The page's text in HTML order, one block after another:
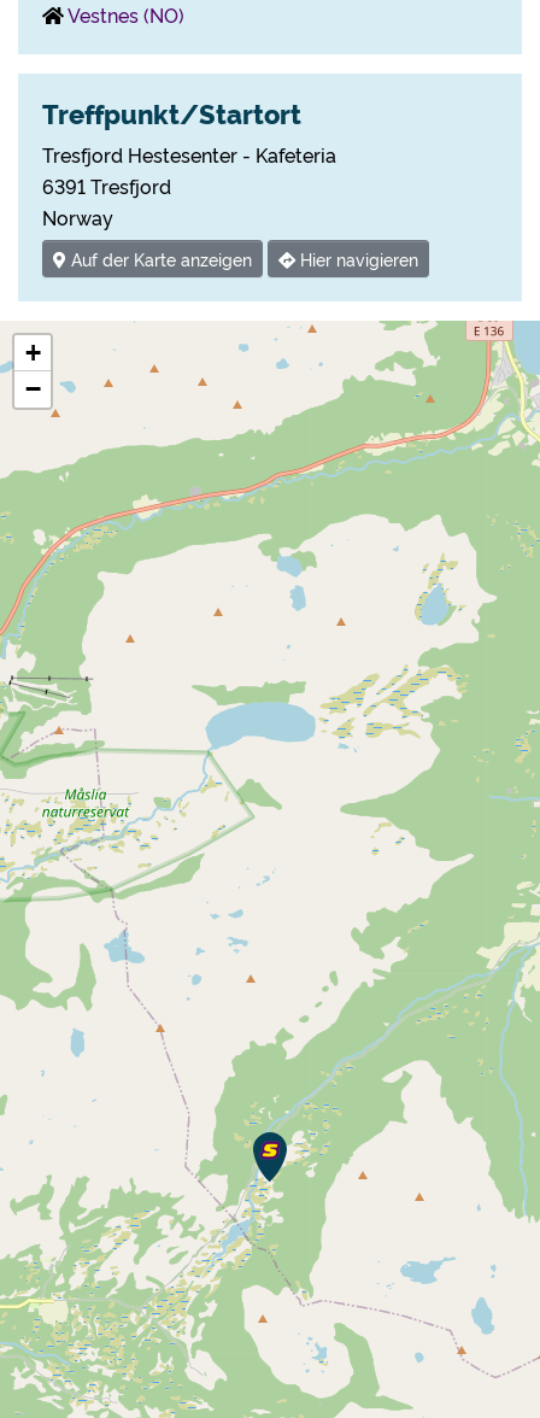
Vestnes (NO)
Treffpunkt/Startort
Tresfjord Hestesenter - Kafeteria
6391 Tresfjord
Norway
Auf der Karte anzeigen Hier navigieren
+
−